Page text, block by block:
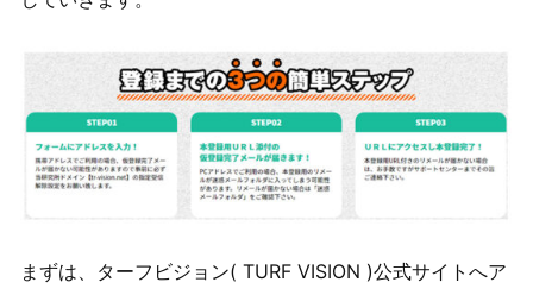
まずは、ターフビジョン( TURF VISION )公式サイトへア